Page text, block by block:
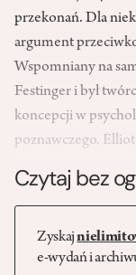
przekonań. Dla
argument
Wspomniany na
Festinger i był
koncepcji w
poznawczego.
Czytaj bez
Zyskaj
e-wydań i